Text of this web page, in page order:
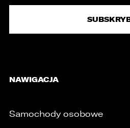
NAWIGACJA
Samochody osobowe